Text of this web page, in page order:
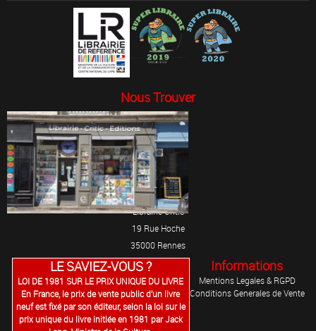
Nous Trouver
Librairie Critic
19 Rue Hoche
35000 Rennes
LE SAVIEZ-VOUS ?
LOI DE 1981 SUR LE PRIX UNIQUE DU LIVRE
En France, le prix de vente public d’un livre
neuf est fixé par son éditeur, selon la loi sur le
prix unique du livre initiée en 1981 par Jack
Informations
Mentions Legales & RGPD
Conditions Generales de Vente